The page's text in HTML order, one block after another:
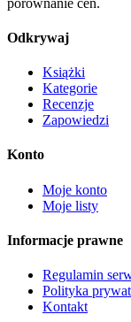
Odkrywaj
Książki
Kategorie
Recenzje
Zapowiedzi
Konto
Moje konto
Moje listy
Informacje prawne
Regulamin
Polityka
Kontakt